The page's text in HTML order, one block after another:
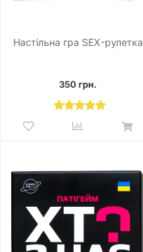
Настільна гра SEX-рулетка
350 грн.